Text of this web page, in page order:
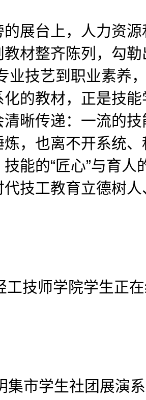
台上，人力资源
教材整齐陈列，勾
业技艺到职业素养
的教材，正是技能
清晰传递：一流的
炼，也离不开系统
能的“匠心”与育人
代技工教育立德树
工技师学院学生正
集市学生社团展演